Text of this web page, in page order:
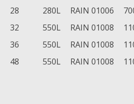
28
280L RAIN 01006
32
550L RAIN 01008
36
550L RAIN 01008
48
550L RAIN 01008